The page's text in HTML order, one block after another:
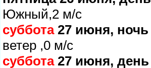
Южный,2 м/с
суббота27 июня, ночь
етер ,0 м/с
суббота27 июня, день